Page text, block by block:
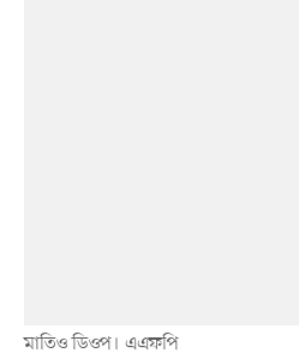
মাতিও ডিওপ। এএফপি